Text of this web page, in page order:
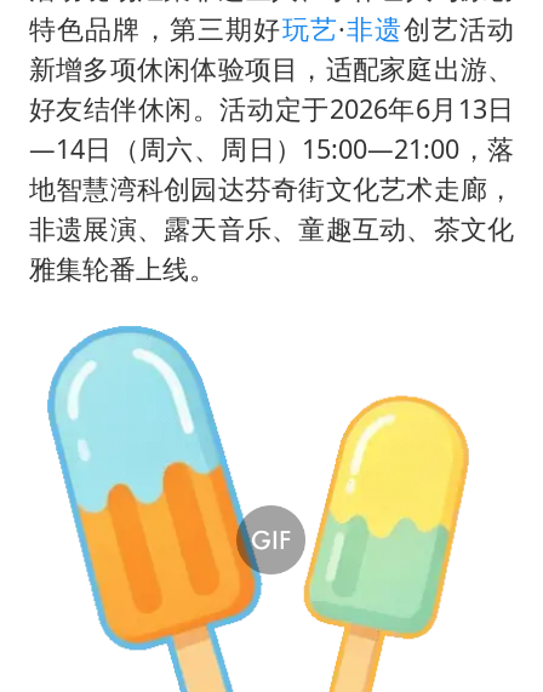
《龙餐馆》 冲奖
存款市场为何两极分化
云南一男子胃中取出180颗铁钉
奋力开创中国式现代化建设新局面
特色品牌，第三期好玩艺·非遗创艺活动
新增多项休闲体验项目，适配家庭出游、
好友结伴休闲。活动定于2026年6月13日
—14日（周六、周日）15:00—21:00，落
地智慧湾科创园达芬奇街文化艺术走廊，
非遗展演、露天音乐、童趣互动、茶文化
雅集轮番上线。